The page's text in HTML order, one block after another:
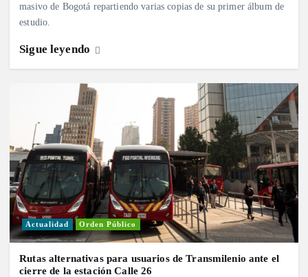
masivo de Bogotá repartiendo varias copias de su primer álbum de
estudio.
Sigue leyendo
Actualidad Orden Público
Rutas alternativas para usuarios de Transmilenio ante el
cierre de la estación Calle 26